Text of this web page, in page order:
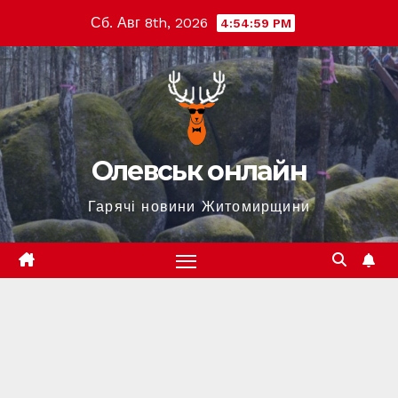
содержимому
Сб. Авг 8th, 2026 4:55:00 PM
Олевськ онлайн
Гарячі новини Житомирщини